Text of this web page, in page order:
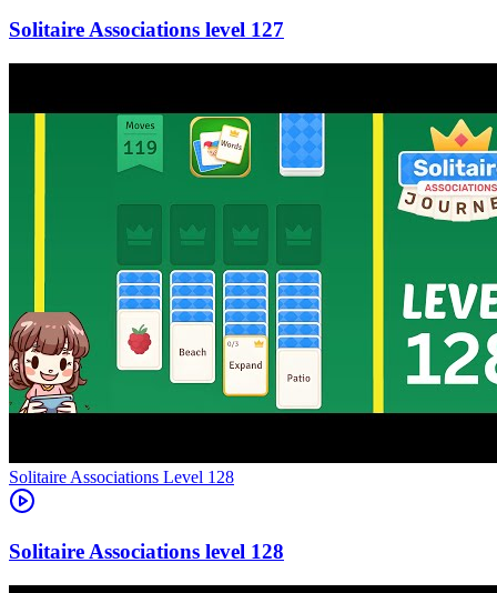
127
Level 128
128